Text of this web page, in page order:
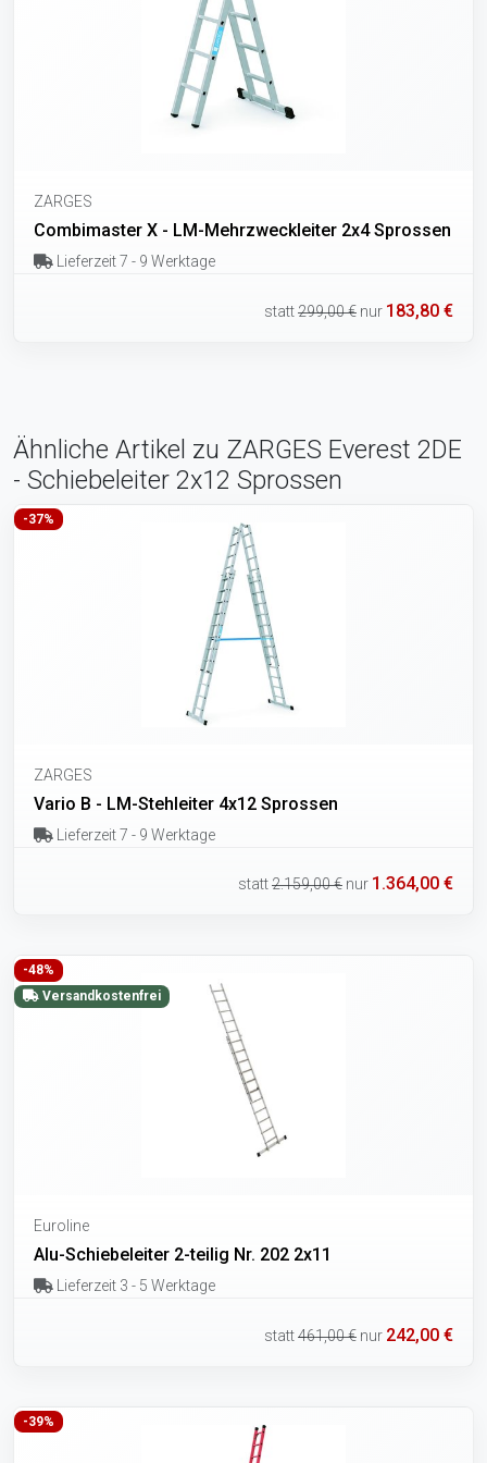
ZARGES
Combimaster X - LM-Mehrzweckleiter 2x4 Sprossen
Lieferzeit 7 - 9 Werktage
statt299,00 € nur 183,80 €
Ähnliche Artikel zu ZARGES Everest 2DE
- Schiebeleiter 2x12 Sprossen
-37%
ZARGES
Vario B - LM-Stehleiter 4x12 Sprossen
Lieferzeit 7 - 9 Werktage
statt2.159,00 € nur 1.364,00 €
-48%
Versandkostenfrei
Euroline
Alu-Schiebeleiter 2-teilig Nr. 202 2x11
Lieferzeit 3 - 5 Werktage
statt461,00 € nur 242,00 €
-39%